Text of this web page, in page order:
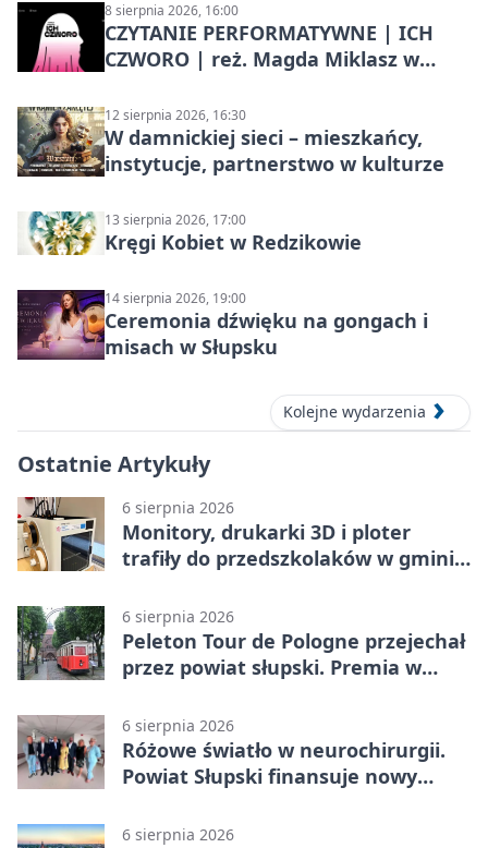
8 sierpnia 2026, 16:00
CZYTANIE PERFORMATYWNE | ICH
CZWORO | reż. Magda Miklasz w
12 sierpnia 2026, 16:30
W damnickiej sieci – mieszkańcy,
instytucje, partnerstwo w kulturze
13 sierpnia 2026, 17:00
Kręgi Kobiet w Redzikowie
14 sierpnia 2026, 19:00
Ceremonia dźwięku na gongach i
misach w Słupsku
Kolejne wydarzenia
Ostatnie Artykuły
6 sierpnia 2026
Monitory, drukarki 3D i ploter
trafiły do przedszkolaków w gminie
6 sierpnia 2026
Peleton Tour de Pologne przejechał
przez powiat słupski. Premia w
6 sierpnia 2026
Różowe światło w neurochirurgii.
Powiat Słupski finansuje nowy
6 sierpnia 2026